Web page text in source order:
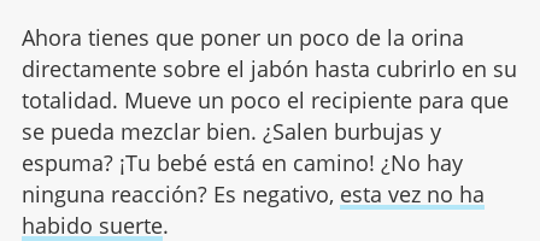
Ahora tienes que poner un poco de la orina
directamente sobre el jabón hasta cubrirlo en su
totalidad. Mueve un poco el recipiente para que
se pueda mezclar bien. ¿Salen burbujas y
espuma? ¡Tu bebé está en camino! ¿No hay
ninguna reacción? Es negativo, esta vez no ha
habido suerte.